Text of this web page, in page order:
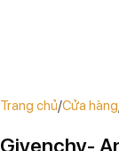
Trang chủ Cửa hàng
Givenchy-